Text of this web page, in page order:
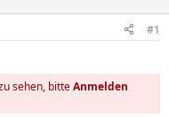
#1
sehen, bitteAnmelden